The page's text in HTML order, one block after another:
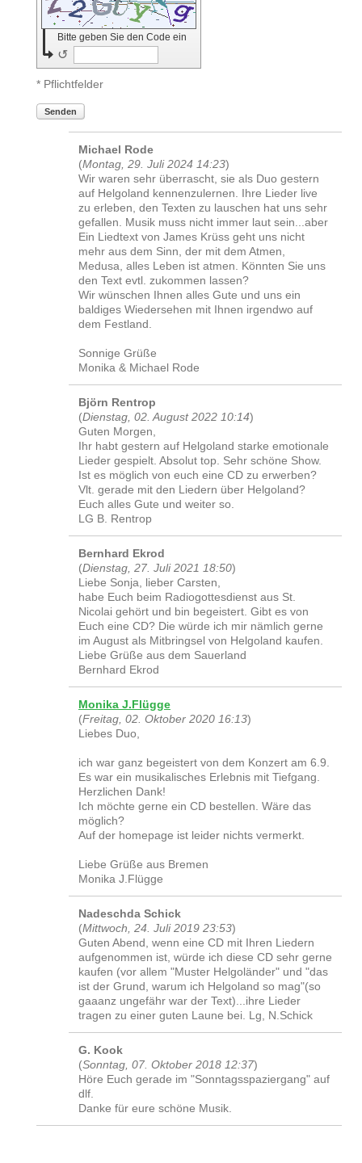
Bitte geben Sie den Code ein
↺
* Pflichtfelder
Senden
Michael Rode
(Montag, 29. Juli 2024 14:23)
Wir waren sehr überrascht, sie als Duo gestern
auf Helgoland kennenzulernen. Ihre Lieder live
zu erleben, den Texten zu lauschen hat uns sehr
gefallen. Musik muss nicht immer laut sein...aber
Ein Liedtext von James Krüss geht uns nicht
mehr aus dem Sinn, der mit dem Atmen,
Medusa, alles Leben ist atmen. Könnten Sie uns
den Text evtl. zukommen lassen?
Wir wünschen Ihnen alles Gute und uns ein
baldiges Wiedersehen mit Ihnen irgendwo auf
dem Festland.
Sonnige Grüße
Monika & Michael Rode
Björn Rentrop
(Dienstag, 02. August 2022 10:14)
Guten Morgen,
Ihr habt gestern auf Helgoland starke emotionale
Lieder gespielt. Absolut top. Sehr schöne Show.
Ist es möglich von euch eine CD zu erwerben?
Vlt. gerade mit den Liedern über Helgoland?
Euch alles Gute und weiter so.
LG B. Rentrop
Bernhard Ekrod
(Dienstag, 27. Juli 2021 18:50)
Liebe Sonja, lieber Carsten,
habe Euch beim Radiogottesdienst aus St.
Nicolai gehört und bin begeistert. Gibt es von
Euch eine CD? Die würde ich mir nämlich gerne
im August als Mitbringsel von Helgoland kaufen.
Liebe Grüße aus dem Sauerland
Bernhard Ekrod
Monika J.Flügge
(Freitag, 02. Oktober 2020 16:13)
Liebes Duo,
ich war ganz begeistert von dem Konzert am 6.9.
Es war ein musikalisches Erlebnis mit Tiefgang.
Herzlichen Dank!
Ich möchte gerne ein CD bestellen. Wäre das
möglich?
Auf der homepage ist leider nichts vermerkt.
Liebe Grüße aus Bremen
Monika J.Flügge
Nadeschda Schick
(Mittwoch, 24. Juli 2019 23:53)
Guten Abend, wenn eine CD mit Ihren Liedern
aufgenommen ist, würde ich diese CD sehr gerne
kaufen (vor allem "Muster Helgoländer" und "das
ist der Grund, warum ich Helgoland so mag"(so
gaaanz ungefähr war der Text)...ihre Lieder
tragen zu einer guten Laune bei. Lg, N.Schick
G. Kook
(Sonntag, 07. Oktober 2018 12:37)
Höre Euch gerade im "Sonntagsspaziergang" auf
dlf.
Danke für eure schöne Musik.